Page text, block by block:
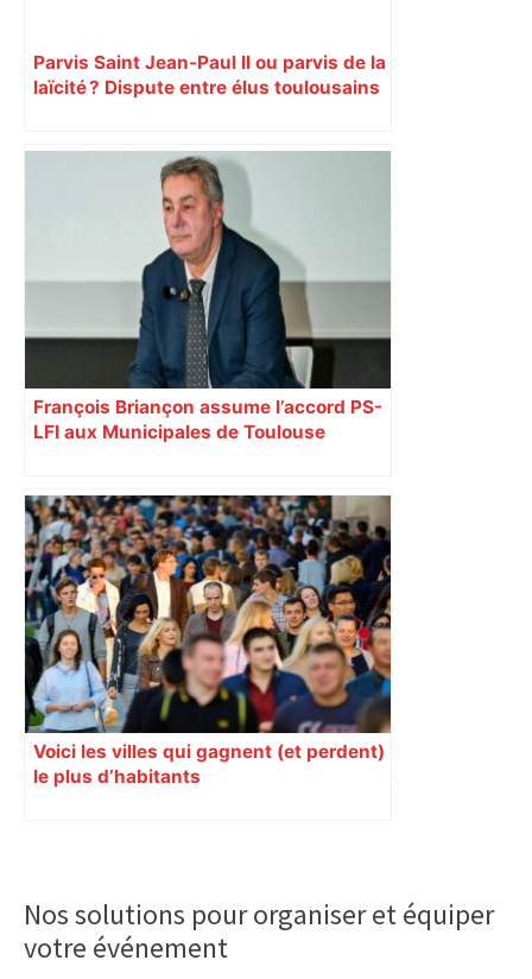
Parvis Saint Jean-Paul II ou parvis de la
laïcité ? Dispute entre élus toulousains
François Briançon assume l’accord PS-
LFI aux Municipales de Toulouse
Voici les villes qui gagnent (et perdent)
le plus d’habitants
Sidebar
Nos solutions pour organiser et équiper
votre événement